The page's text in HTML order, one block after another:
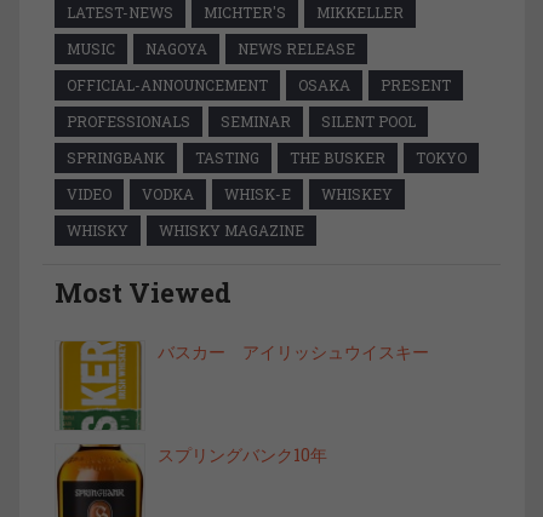
LATEST-NEWS
MICHTER'S
MIKKELLER
MUSIC
NAGOYA
NEWS RELEASE
OFFICIAL-ANNOUNCEMENT
OSAKA
PRESENT
PROFESSIONALS
SEMINAR
SILENT POOL
SPRINGBANK
TASTING THE BUSKER
TOKYO
VIDEO
VODKA WHISK-E
WHISKEY
WHISKY
WHISKY MAGAZINE
Most Viewed
バスカー アイリッシュウイスキー
スプリングバンク10年